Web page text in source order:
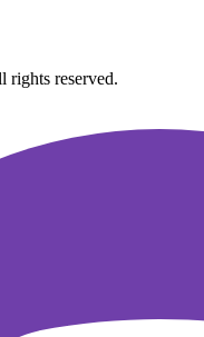
reserved.